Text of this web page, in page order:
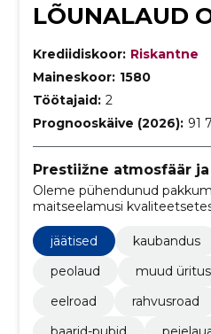
LÕUNALAUD
Krediidiskoor: Riskantne
Maineskoor: 1580
Töötajaid: 2
Prognooskäive (2026): 91
Prestiižne atmosfäär
Oleme pühendunud
maitseelamusi
valmistatud roogade ja
jäätised
kaubandus
peolaud
muud
eelroad
rahvusroad